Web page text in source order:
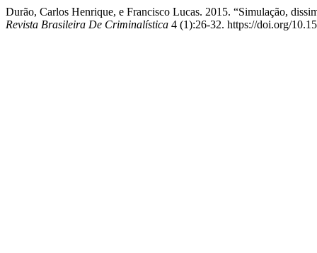
Durão, Carlos Henrique, e Francisco Lucas. 2015. “Simulação,
Revista Brasileira De Criminalística 4 (1):26-32. https://doi.org/